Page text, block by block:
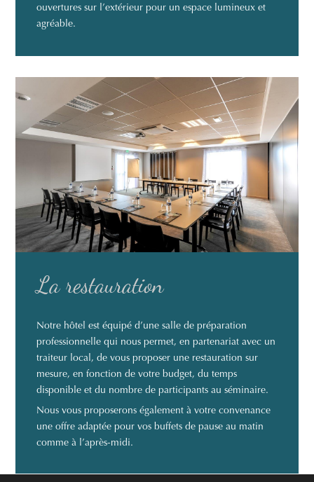
ouvertures sur l’extérieur pour un espace lumineux et
agréable.
La restauration
Notre hôtel est équipé d’une salle de préparation
professionnelle qui nous permet, en partenariat avec un
traiteur local, de vous proposer une restauration sur
mesure, en fonction de votre budget, du temps
disponible et du nombre de participants au séminaire.
Nous vous proposerons également à votre convenance
une offre adaptée pour vos buffets de pause au matin
comme à l’après-midi.